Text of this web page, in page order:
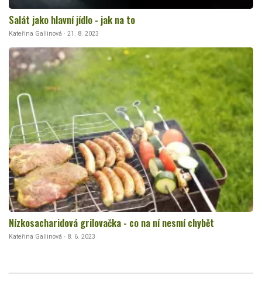
Salát jako hlavní jídlo - jak na to
Kateřina Gallinová · 21. 8. 2023
Nízkosacharidová grilovačka - co na ní nesmí chybět
Kateřina Gallinová · 8. 6. 2023